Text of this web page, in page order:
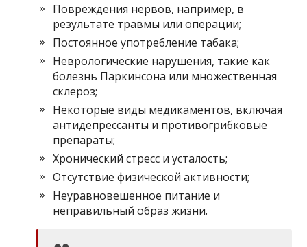
Повреждения нервов, например, в
результате травмы или операции;
Постоянное употребление табака;
Неврологические нарушения, такие как
болезнь Паркинсона или множественная
склероз;
Некоторые виды медикаментов, включая
антидепрессанты и противогрибковые
препараты;
Хронический стресс и усталость;
Отсутствие физической активности;
Неуравновешенное питание и
неправильный образ жизни.